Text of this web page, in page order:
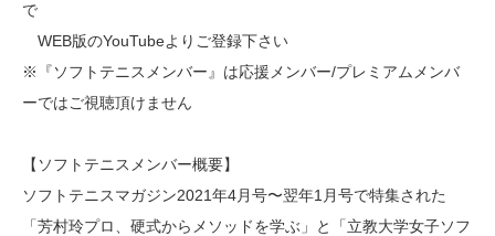
で
WEB版のYouTubeよりご登録下さい
※『ソフトテニスメンバー』は応援メンバー/プレミアムメンバ
ーではご視聴頂けません
【ソフトテニスメンバー概要】
ソフトテニスマガジン2021年4月号〜翌年1月号で特集された
「芳村玲プロ、硬式からメソッドを学ぶ」と「立教大学女子ソフ